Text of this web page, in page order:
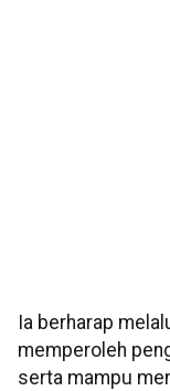
Ia berharap
memperoleh
serta mampu